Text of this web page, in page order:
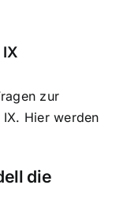
zur
Hier werden
die